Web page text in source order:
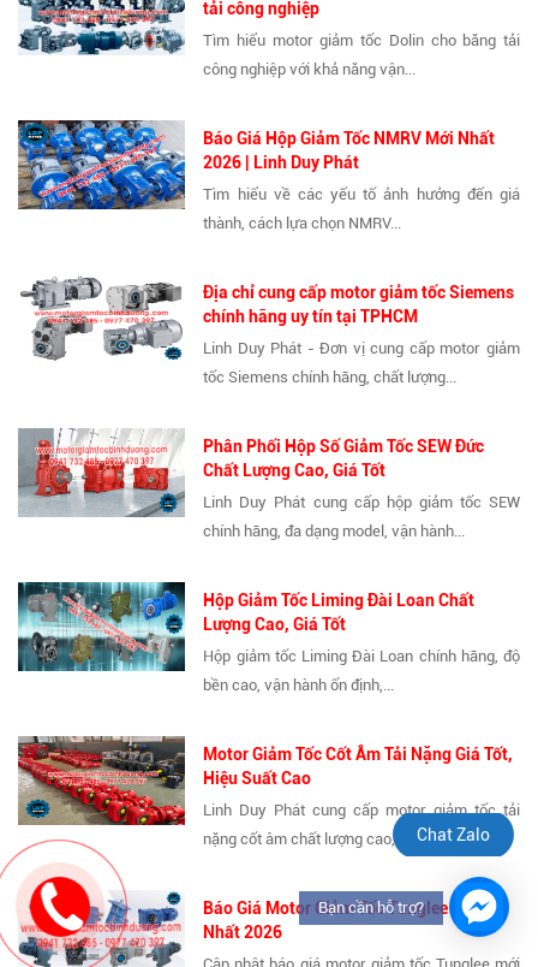
tải công nghiệp
Tìm hiểu motor giảm tốc Dolin cho băng tải
công nghiệp với khả năng vận...
Báo Giá Hộp Giảm Tốc NMRV Mới Nhất
2026 | Linh Duy Phát
Tìm hiểu về các yếu tố ảnh hưởng đến giá
thành, cách lựa chọn NMRV...
Địa chỉ cung cấp motor giảm tốc Siemens
chính hãng uy tín tại TPHCM
Linh Duy Phát - Đơn vị cung cấp motor giảm
tốc Siemens chính hãng, chất lượng...
Phân Phối Hộp Số Giảm Tốc SEW Đức
Chất Lượng Cao, Giá Tốt
Linh Duy Phát cung cấp hộp giảm tốc SEW
chính hãng, đa dạng model, vận hành...
Hộp Giảm Tốc Liming Đài Loan Chất
Lượng Cao, Giá Tốt
Hộp giảm tốc Liming Đài Loan chính hãng, độ
bền cao, vận hành ổn định,...
Motor Giảm Tốc Cốt Âm Tải Nặng Giá Tốt,
Hiệu Suất Cao
Linh Duy Phát cung cấp motor giảm tốc tải
nặng cốt âm chất lượng cao, mô-men...
Báo Giá Motor Giảm Tốc Tunglee Mới
Nhất 2026
Chat Zalo
Bạn cần hỗ trợ?